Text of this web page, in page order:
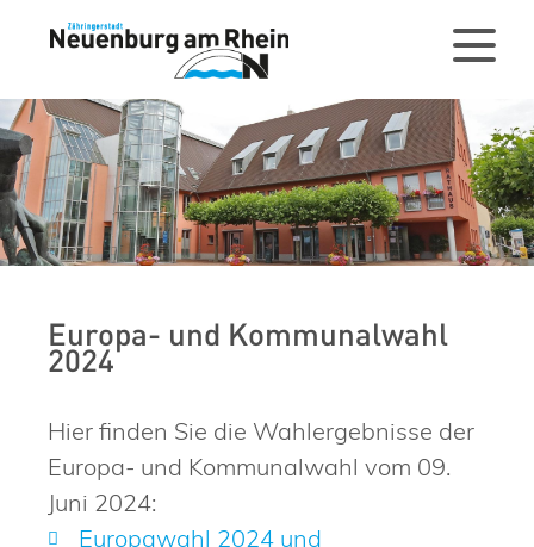
Europa- und Kommunalwahl
2024
Hier finden Sie die Wahlergebnisse der
Europa- und Kommunalwahl vom 09.
Juni 2024:
Europawahl 2024 und